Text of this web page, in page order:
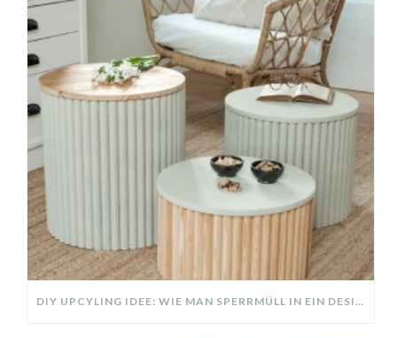
DIY UPCYLING IDEE: WIE MAN SPERRMÜLL IN EIN DESIGNER TEIL VERWANDELT